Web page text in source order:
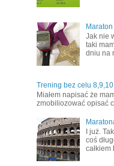
Jak nie
taki
dniu na
Trening bez celu
Miałem napisać że
zmobiliozować opisać
I już.
coś
całkiem